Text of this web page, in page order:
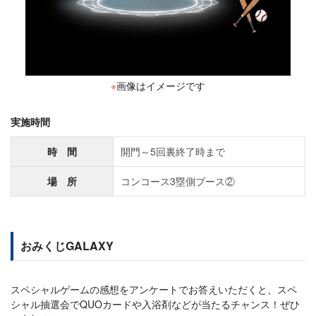
※画像はイメージです
実施時間
時 間 開門～5回裏終了時まで
場 所 コンコース3塁側ブース②
おみくじGALAXY
スペシャルゲームの感想をアンケートでお答えいただくと、スペ
シャル抽選会でQUOカードや入浴剤などが当たるチャンス！ぜひ